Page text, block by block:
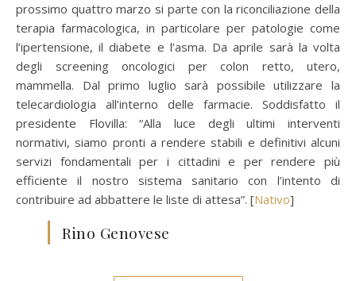
prossimo quattro marzo si parte con la riconciliazione della
terapia farmacologica, in particolare per patologie come
l’ipertensione, il diabete e l’asma. Da aprile sarà la volta
degli screening oncologici per colon retto, utero,
mammella. Dal primo luglio sarà possibile utilizzare la
telecardiologia all’interno delle farmacie. Soddisfatto il
presidente Flovilla: “Alla luce degli ultimi interventi
normativi, siamo pronti a rendere stabili e definitivi alcuni
servizi fondamentali per i cittadini e per rendere più
efficiente il nostro sistema sanitario con l’intento di
contribuire ad abbattere le liste di attesa”. [Nativo]
Rino Genovese